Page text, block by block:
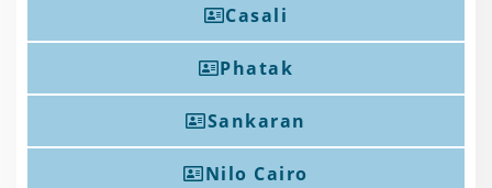
Casali
Phatak
Sankaran
Nilo Cairo